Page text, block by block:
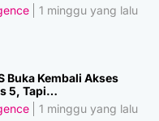
1 minggu yang lalu
Buka Kembali Akses
5, Tapi…
1 minggu yang lalu